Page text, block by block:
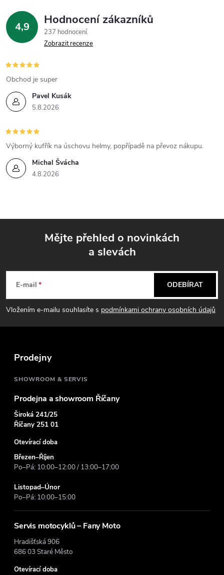
y
v
ý
p
i
s
u
4,9 Hodnocení zákazníků
237 hodnocení
Zobrazit recenze
Pavel Kusák
5.8.2026
Obchod je super
Michal Švácha
4.8.2026
Výborný kufřík na úschovu helmy, popřípadě na převoz nákupu.
p
Mějte přehled o novinkách
a slevách
E-mail
Vložením e-mailu souhlasíte s podmínkami ochrany osobních údajů
ODEBÍRAT
Prodejny
SHOWROOM & SERVIS
Prodejna a showroom Říčany
Široká 241/25
Říčany 251 01
Otevírací doba
Březen–Říjen
Po–Pá: 10:00–12:00 / 13:00–17:00
Listopad–Únor
Po–Pá: 10:00–15:00
Servis motocyklů – Fany Moto
Hradišťská 906
686 03 Staré Město
Otevírací doba